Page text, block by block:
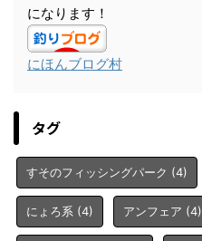
になります！
にほんブログ村
タグ
すそのフィッシングパーク (4)
にょろ系 (4) アンフェア (4)